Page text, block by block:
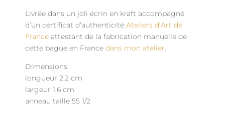
Livrée dans un joli écrin en kraft accompagné
d’un certificat d’authenticité Ateliers d’Art de
Franceattestant de la fabrication manuelle de
cette bague en France dans mon atelier.
Dimensions :
longueur 2,2 cm
largeur 1,6 cm
anneau taille 55 1/2